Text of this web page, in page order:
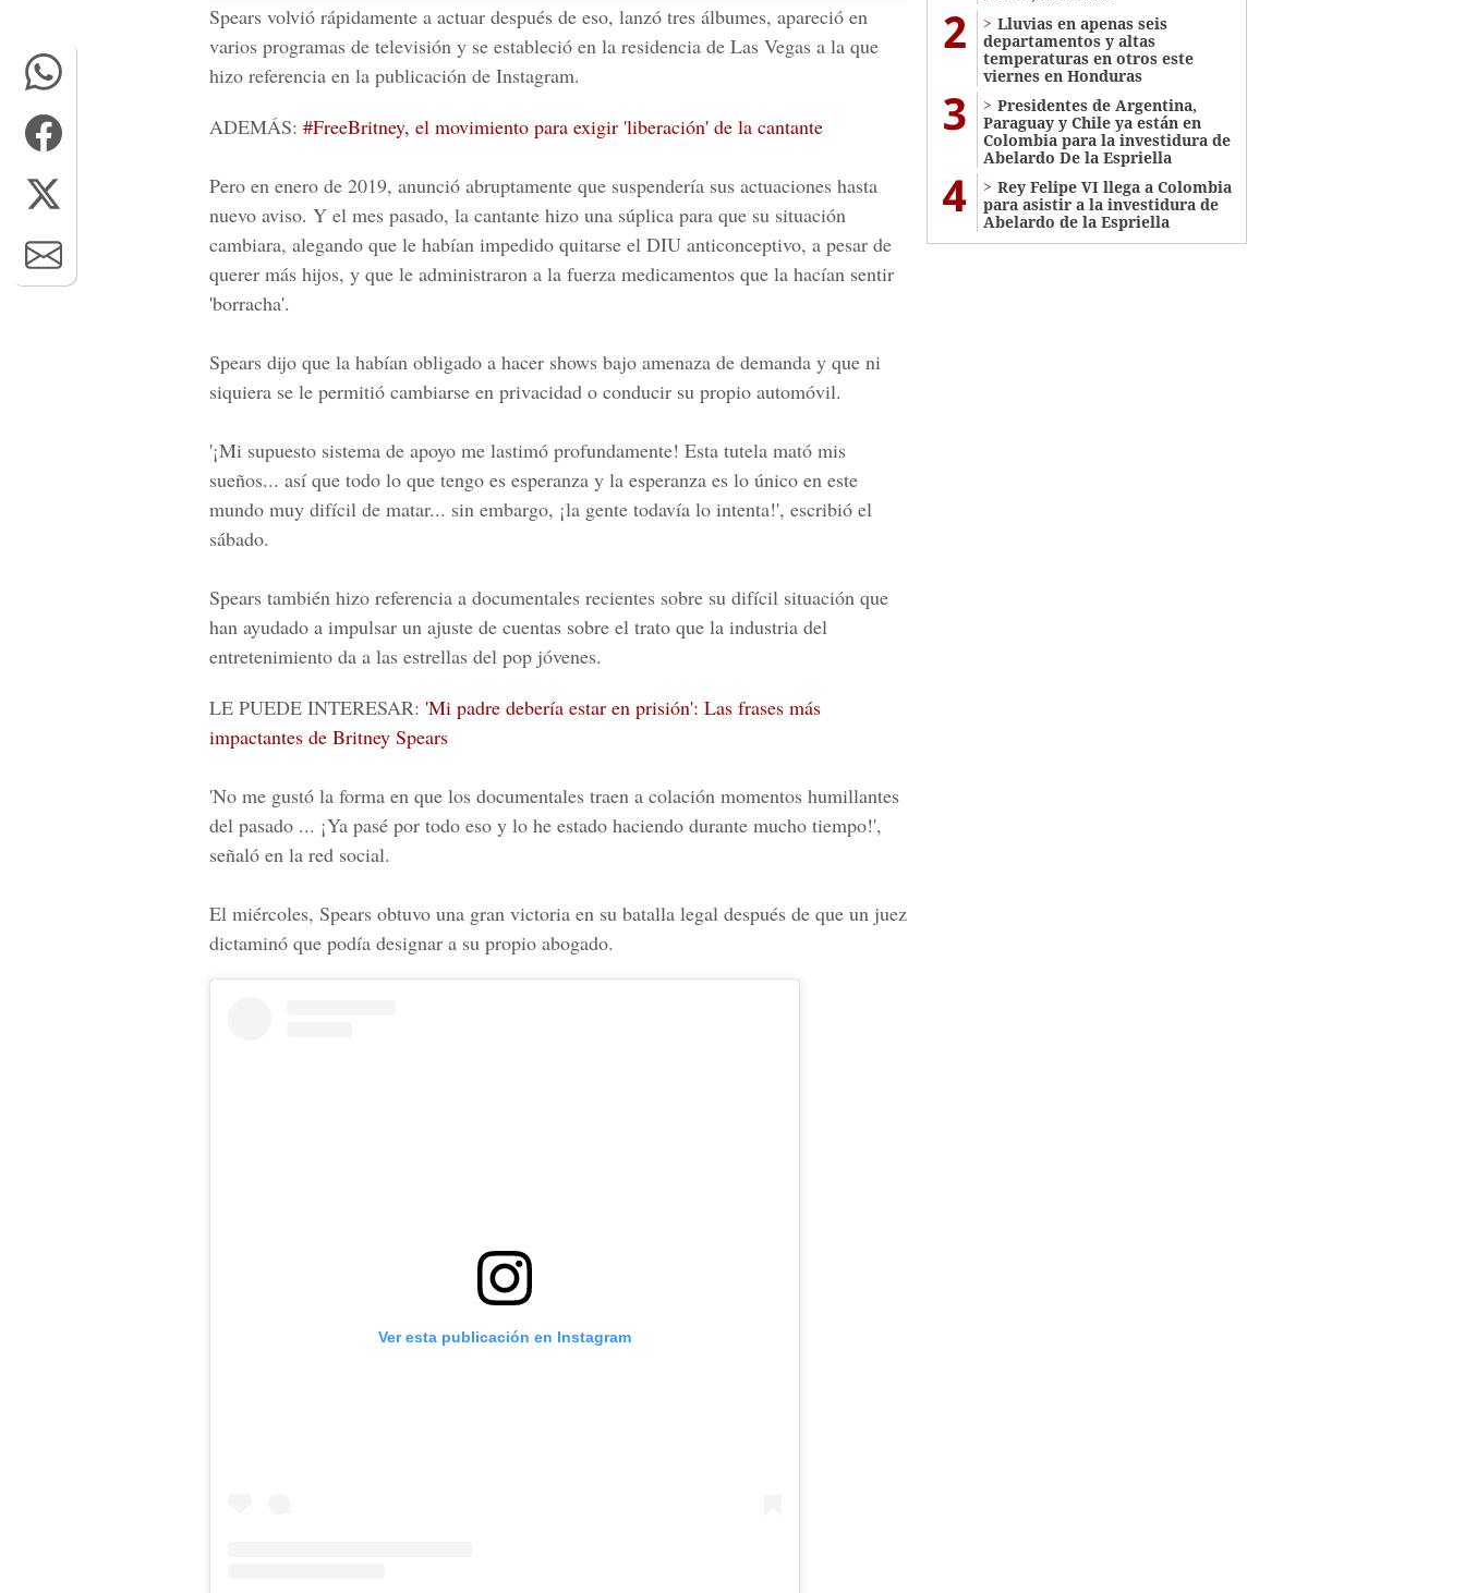
Spears volvió rápidamente a actuar después de eso, lanzó tres álbumes, apareció en
varios programas de televisión y se estableció en la residencia de Las Vegas a la que
hizo referencia en la publicación de Instagram.
ADEMÁS: #FreeBritney, el movimiento para exigir 'liberación' de la cantante
Pero en enero de 2019, anunció abruptamente que suspendería sus actuaciones hasta
nuevo aviso. Y el mes pasado, la cantante hizo una súplica para que su situación
cambiara, alegando que le habían impedido quitarse el DIU anticonceptivo, a pesar de
querer más hijos, y que le administraron a la fuerza medicamentos que la hacían sentir
'borracha'.
Spears dijo que la habían obligado a hacer shows bajo amenaza de demanda y que ni
siquiera se le permitió cambiarse en privacidad o conducir su propio automóvil.
'¡Mi supuesto sistema de apoyo me lastimó profundamente! Esta tutela mató mis
sueños... así que todo lo que tengo es esperanza y la esperanza es lo único en este
mundo muy difícil de matar... sin embargo, ¡la gente todavía lo intenta!', escribió el
sábado.
Spears también hizo referencia a documentales recientes sobre su difícil situación que
han ayudado a impulsar un ajuste de cuentas sobre el trato que la industria del
entretenimiento da a las estrellas del pop jóvenes.
LE PUEDE INTERESAR: 'Mi padre debería estar en prisión': Las frases más
impactantes de Britney Spears
'No me gustó la forma en que los documentales traen a colación momentos humillantes
del pasado ... ¡Ya pasé por todo eso y lo he estado haciendo durante mucho tiempo!',
señaló en la red social.
El miércoles, Spears obtuvo una gran victoria en su batalla legal después de que un juez
dictaminó que podía designar a su propio abogado.
Ver esta publicación en Instagram
2
Lluvias en apenas seis
departamentos y altas
temperaturas en otros este
viernes en Honduras
3
Presidentes de Argentina,
Paraguay y Chile ya están en
Colombia para la investidura de
Abelardo De la Espriella
4
Rey Felipe VI llega a Colombia
para asistir a la investidura de
Abelardo de la Espriella